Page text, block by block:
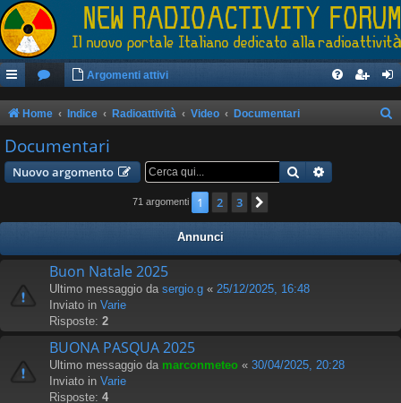
Argomenti attivi
Home Indice Radioattività Video Documentari
Documentari
Nuovo argomento Cerca
71 argomenti 1 2 3
Annunci
Buon Natale 2025
Ultimo messaggio da sergio.g « 25/12/2025, 16:48
Inviato in Varie
Risposte: 2
BUONA PASQUA 2025
Ultimo messaggio da marconmeteo « 30/04/2025, 20:28
Inviato in Varie
Risposte: 4